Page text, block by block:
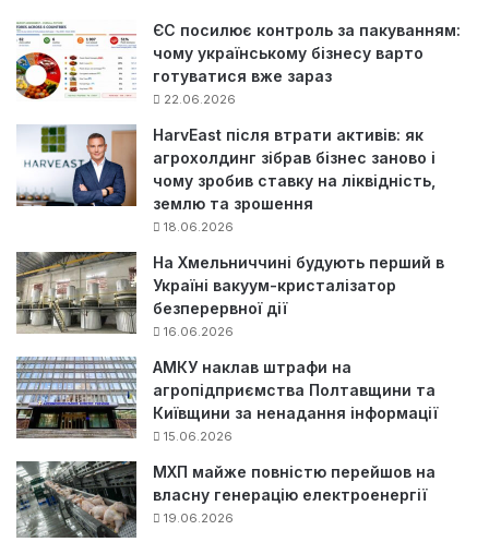
ЄС посилює контроль за пакуванням:
чому українському бізнесу варто
готуватися вже зараз
22.06.2026
HarvEast після втрати активів: як
агрохолдинг зібрав бізнес заново і
чому зробив ставку на ліквідність,
землю та зрошення
18.06.2026
На Хмельниччині будують перший в
Україні вакуум-кристалізатор
безперервної дії
16.06.2026
АМКУ наклав штрафи на
агропідприємства Полтавщини та
Київщини за ненадання інформації
15.06.2026
МХП майже повністю перейшов на
власну генерацію електроенергії
19.06.2026